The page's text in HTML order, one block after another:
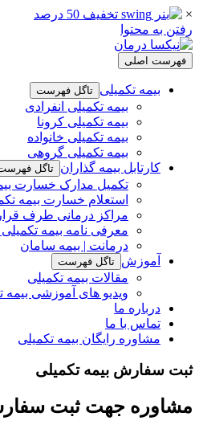
×
رفتن به محتوا
فهرست اصلی
بیمه تکمیلی تاگل فهرست
بیمه تکمیلی انفرادی
بیمه تکمیلی کرونا
بیمه تکمیلی خانواده
بیمه تکمیلی گروهی
کارتابل بیمه گذاران تاگل
تکمیل مدارک خسارت
استعلام خسارت بیمه
مراکز درمانی طرف
معرفی نامه بیمه
درمانت | بیمه سامان
آموزش تاگل فهرست
مقالات بیمه تکمیلی
ویدیو های آموزشی بیمه
درباره ما
تماس با ما
مشاوره رایگان بیمه تکمیلی
ثبت سفارش بیمه تکمیلی
مشاوره جهت ثبت